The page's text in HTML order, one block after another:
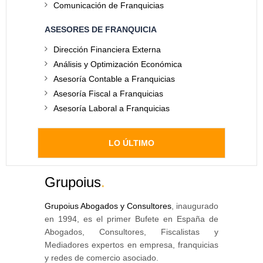
Comunicación de Franquicias
ASESORES DE FRANQUICIA
Dirección Financiera Externa
Análisis y Optimización Económica
Asesoría Contable a Franquicias
Asesoría Fiscal a Franquicias
Asesoría Laboral a Franquicias
LO ÚLTIMO
Grupoius.
Grupoius Abogados y Consultores , inaugurado
en 1994, es el primer Bufete en España de
Abogados, Consultores, Fiscalistas y
Mediadores expertos en empresa, franquicias
y redes de comercio asociado.